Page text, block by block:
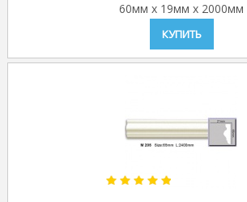
60мм x 19мм x 2000мм
КУПИТЬ